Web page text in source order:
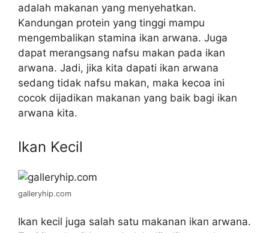
adalah makanan yang menyehatkan.
Kandungan protein yang tinggi mampu
mengembalikan stamina ikan arwana. Juga
dapat merangsang nafsu makan pada ikan
arwana. Jadi, jika kita dapati ikan arwana
sedang tidak nafsu makan, maka kecoa ini
cocok dijadikan makanan yang baik bagi ikan
arwana kita.
Ikan Kecil
galleryhip.com
Ikan kecil juga salah satu makanan ikan arwana.